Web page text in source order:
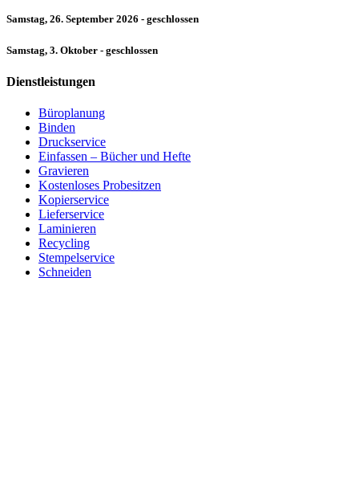
Samstag, 26. September 2026 - geschlossen
Samstag, 3. Oktober - geschlossen
Dienstleistungen
Büroplanung
Binden
Druckservice
Einfassen – Bücher und Hefte
Gravieren
Kostenloses Probesitzen
Kopierservice
Lieferservice
Laminieren
Recycling
Stempelservice
Schneiden